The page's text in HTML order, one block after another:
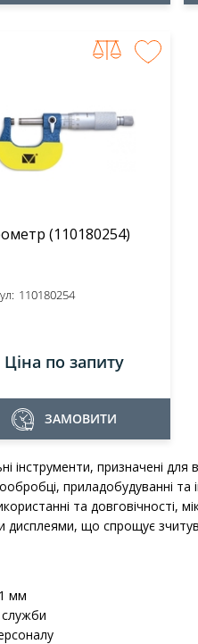
Мікрометр (110180254)
110180254
Ціна по запиту
ЗАМОВИТИ
інструменти, призначені
приладобудуванні та
та
що спрощує
мм
служби